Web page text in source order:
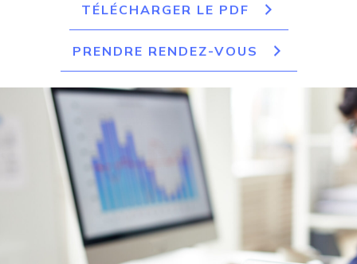
TÉLÉCHARGER LE PDF
PRENDRE RENDEZ-VOUS